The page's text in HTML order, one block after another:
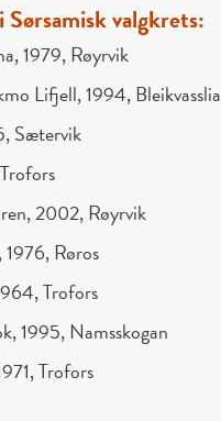
valgkrets:
1979, Røyrvik
Lifjell, 1994, Bleikvasslia
Sætervik
2002, Røyrvik
Røros
Trofors
1995, Namsskogan
Trofors